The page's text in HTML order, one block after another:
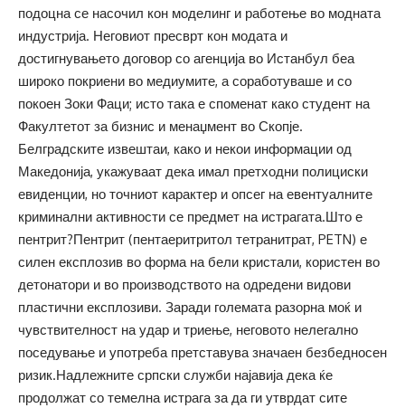
подоцна се насочил кон моделинг и работење во модната
индустрија. Неговиот пресврт кон модата и
достигнувањето договор со агенција во Истанбул беа
широко покриени во медиумите, а соработуваше и со
покоен Зоки Фаци; исто така е споменат како студент на
Факултетот за бизнис и менаџмент во Скопје.
Белградските извештаи, како и некои информации од
Македонија, укажуваат дека имал претходни полициски
евиденции, но точниот карактер и опсег на евентуалните
криминални активности се предмет на истрагата.Што е
пентрит?Пентрит (пентаеритритол тетранитрат, PETN) е
силен експлозив во форма на бели кристали, користен во
детонатори и во производството на одредени видови
пластични експлозиви. Заради големата разорна моќ и
чувствителност на удар и триење, неговото нелегално
поседување и употреба претставува значаен безбедносен
ризик.Надлежните српски служби најавија дека ќе
продолжат со темелна истрага за да ги утврдат сите